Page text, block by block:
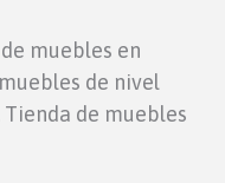
muebles en
de nivel
de muebles